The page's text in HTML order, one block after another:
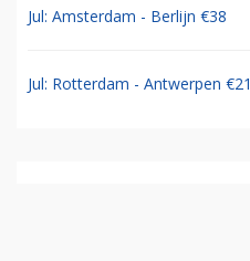
Jul: Amsterdam - Berlijn €38
Jul: Rotterdam - Antwerpen €21